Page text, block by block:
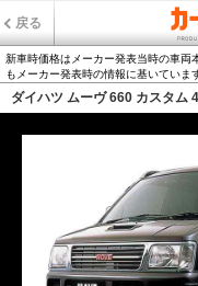
戻る
新車時価格はメーカー発表当時の車両
もメーカー発表時の情報に基いていま
ダイハツ ムーヴ 660 カスタム